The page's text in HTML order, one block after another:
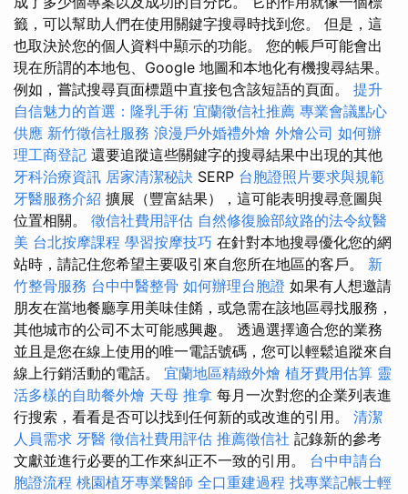
籤，可以幫助人們在使用關鍵字搜尋時找到您。 但是，這
也取決於您的個人資料中顯示的功能。 您的帳戶可能會出
現在所謂的本地包、Google 地圖和本地化有機搜尋結果。
例如，嘗試搜尋頁面標題中直接包含該短語的頁面。 提升
自信魅力的首選：隆乳手術 宜蘭徵信社推薦 專業會議點心
供應 新竹徵信社服務 浪漫戶外婚禮外燴 外燴公司 如何辦
理工商登記 還要追蹤這些關鍵字的搜尋結果中出現的其他
牙科治療資訊 居家清潔秘訣 SERP 台胞證照片要求與規範
牙醫服務介紹 擴展（豐富結果），這可能表明搜尋意圖與
位置相關。 徵信社費用評估 自然修復臉部紋路的法令紋醫
美 台北按摩課程 學習按摩技巧 在針對本地搜尋優化您的網
站時，請記住您希望主要吸引來自您所在地區的客戶。 新
竹整骨服務 台中中醫整骨 如何辦理台胞證 如果有人想邀請
朋友在當地餐廳享用美味佳餚，或急需在該地區尋找服務，
其他城市的公司不太可能感興趣。 透過選擇適合您的業務
並且是您在線上使用的唯一電話號碼，您可以輕鬆追蹤來自
線上行銷活動的電話。 宜蘭地區精緻外燴 植牙費用估算 靈
活多樣的自助餐外燴 天母 推拿 每月一次對您的企業列表進
行搜索，看看是否可以找到任何新的或改進的引用。 清潔
人員需求 牙醫 徵信社費用評估 推薦徵信社 記錄新的參考
文獻並進行必要的工作來糾正不一致的引用。 台中申請台
胞證流程 桃園植牙專業醫師 全口重建過程 找專業記帳士輕